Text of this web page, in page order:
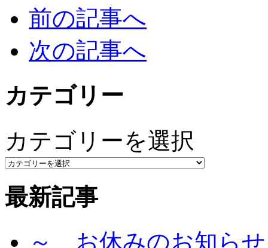
前の記事へ
次の記事へ
カテゴリー
カテゴリーを選択
最新記事
～ お休みのお知ら